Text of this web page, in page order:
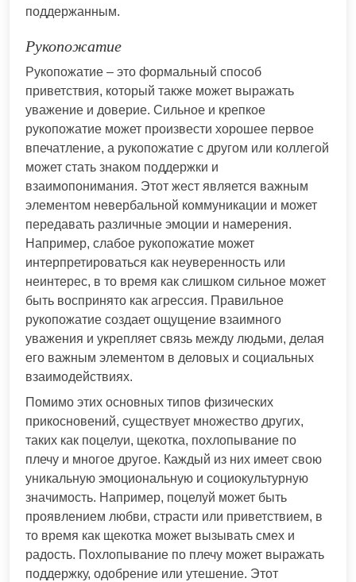
поддержанным.
Рукопожатие
Рукопожатие – это формальный способ
приветствия, который также может выражать
уважение и доверие. Сильное и крепкое
рукопожатие может произвести хорошее первое
впечатление, а рукопожатие с другом или коллегой
может стать знаком поддержки и
взаимопонимания. Этот жест является важным
элементом невербальной коммуникации и может
передавать различные эмоции и намерения.
Например, слабое рукопожатие может
интерпретироваться как неуверенность или
неинтерес, в то время как слишком сильное может
быть воспринято как агрессия. Правильное
рукопожатие создает ощущение взаимного
уважения и укрепляет связь между людьми, делая
его важным элементом в деловых и социальных
взаимодействиях.
Помимо этих основных типов физических
прикосновений, существует множество других,
таких как поцелуи, щекотка, похлопывание по
плечу и многое другое. Каждый из них имеет свою
уникальную эмоциональную и социокультурную
значимость. Например, поцелуй может быть
проявлением любви, страсти или приветствием, в
то время как щекотка может вызывать смех и
радость. Похлопывание по плечу может выражать
поддержку, одобрение или утешение. Этот